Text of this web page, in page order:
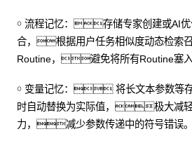
￮ 流程记忆：存储专家创建或AI优
合，根据用户任务相似度动态检索
Routine，避免将所有Routine
￮ 变量记忆： 将长文本参数等
时自动替换为实际值，极大减轻
力，减少参数传递中的符号错误